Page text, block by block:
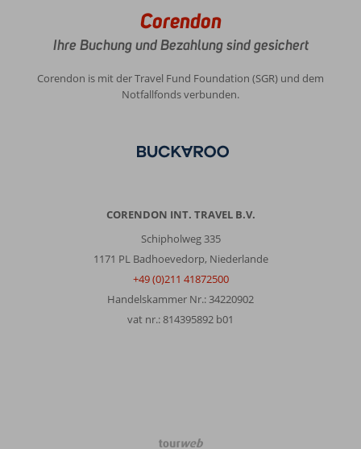
Corendon
Ihre Buchung und Bezahlung sind gesichert
Corendon is mit der Travel Fund Foundation (SGR) und dem
Notfallfonds verbunden.
CORENDON INT. TRAVEL B.V.
Schipholweg 335
1171 PL Badhoevedorp, Niederlande
+49 (0)211 41872500
Handelskammer Nr.: 34220902
vat nr.: 814395892 b01